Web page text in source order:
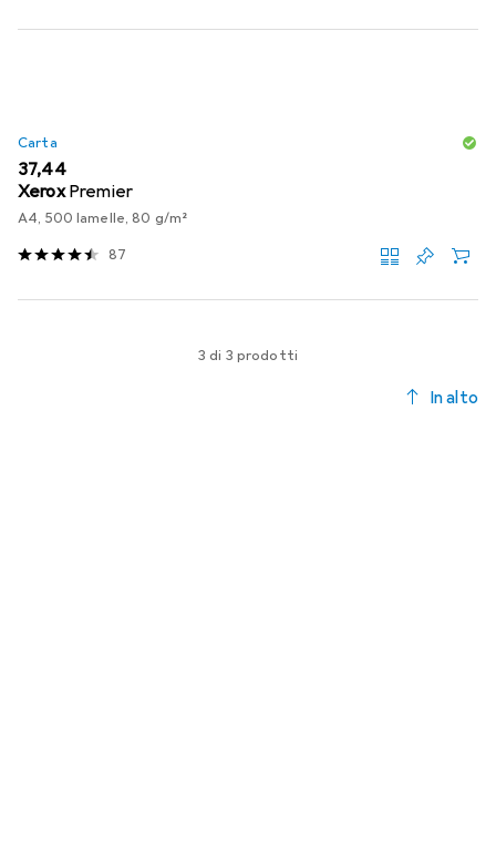
Carta
EUR
37,44
Xerox Premier
A4, 500 lamelle, 80 g/m²
87
3 di 3 prodotti
In alto